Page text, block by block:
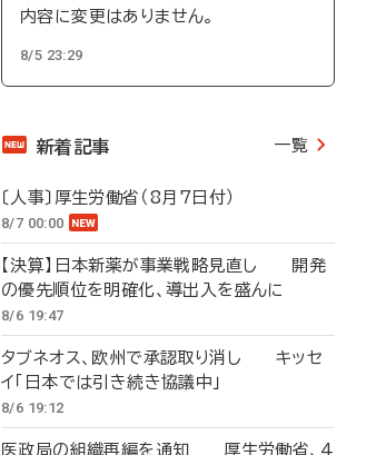
内容に変更はありません。
8/5 23:29
新着記事 一覧
〔人事〕厚生労働省（8月7日付）
8/7 00:00
【決算】日本新薬が事業戦略見直し 開発
の優先順位を明確化、導出入を盛んに
8/6 19:47
タブネオス、欧州で承認取り消し キッセ
イ「日本では引き続き協議中」
8/6 19:12
医政局の組織再編を通知 厚生労働省、4